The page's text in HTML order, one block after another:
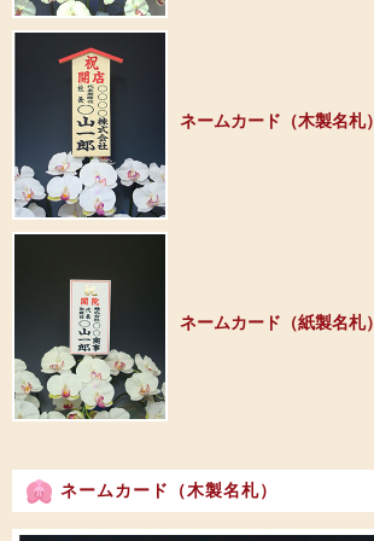
ネームカード（木製名札）
ネームカード（紙製名札）
ネームカード（木製名札）